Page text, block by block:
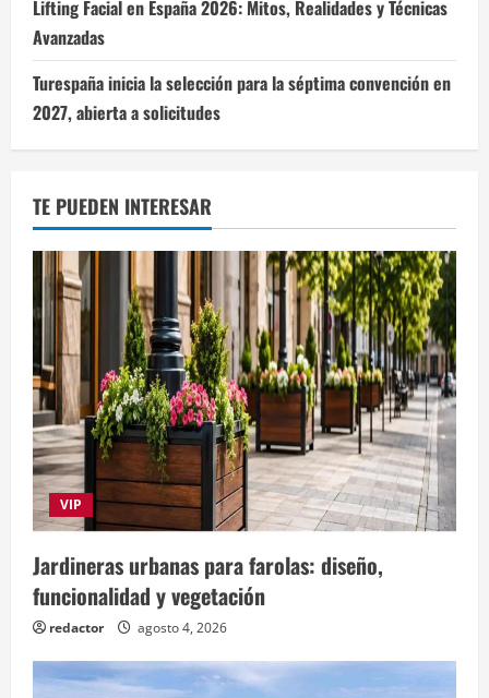
Lifting Facial en España 2026: Mitos, Realidades y Técnicas
Avanzadas
Turespaña inicia la selección para la séptima convención en
2027, abierta a solicitudes
TE PUEDEN INTERESAR
VIP
Jardineras urbanas para farolas: diseño,
funcionalidad y vegetación
redactor agosto 4, 2026